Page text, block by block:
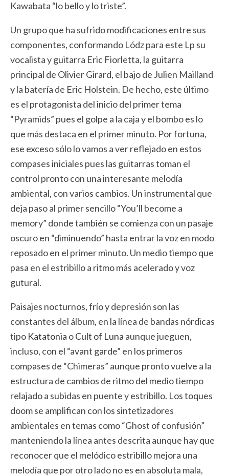
Kawabata “lo bello y lo triste”.
Un grupo que ha sufrido modificaciones entre sus
componentes, conformando Lódz para este Lp su
vocalista y guitarra Eric Fiorletta, la guitarra
principal de Olivier Girard, el bajo de Julien Mailland
y la batería de Eric Holstein. De hecho, este último
es el protagonista del inicio del primer tema
“Pyramids” pues el golpe a la caja y el bombo es lo
que más destaca en el primer minuto. Por fortuna,
ese exceso sólo lo vamos a ver reflejado en estos
compases iniciales pues las guitarras toman el
control pronto con una interesante melodía
ambiental, con varios cambios. Un instrumental que
deja paso al primer sencillo “You’ll become a
memory” donde también se comienza con un pasaje
oscuro en “diminuendo” hasta entrar la voz en modo
reposado en el primer minuto. Un medio tiempo que
pasa en el estribillo a ritmo más acelerado y voz
gutural.
Paisajes nocturnos, frío y depresión son las
constantes del álbum, en la línea de bandas nórdicas
tipo Katatonia oCult of Luna aunque jueguen,
incluso, con el “avant garde” en los primeros
compases de “Chimeras” aunque pronto vuelve a la
estructura de cambios de ritmo del medio tiempo
relajado a subidas en puente y estribillo. Los toques
doom se amplifican con los sintetizadores
ambientales en temas como “Ghost of confusión”
manteniendo la línea antes descrita aunque hay que
reconocer que el melódico estribillo mejora una
melodía que por otro lado no es en absoluta mala,